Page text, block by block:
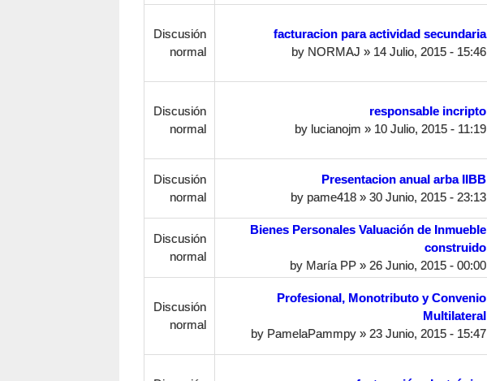
Discusión
normal
facturacion para actividad secundaria
by NORMAJ » 14 Julio, 2015 - 15:46
Discusión
normal
responsable incripto
by lucianojm » 10 Julio, 2015 - 11:19
Discusión
normal
Presentacion anual arba IIBB
by pame418» 30 Junio, 2015 - 23:13
Discusión
normal
Bienes Personales Valuación de Inmueble
construido
by María PP» 26 Junio, 2015 - 00:00
Discusión
normal
Profesional, Monotributo y Convenio
Multilateral
by PamelaPammpy» 23 Junio, 2015 - 15:47